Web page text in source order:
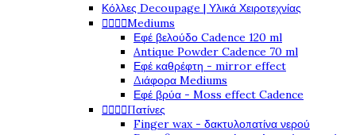
Κόλλες Decoupage | Υλικά Χειροτεχνίας
Mediums
Εφέ βελούδο Cadence 120 ml
Antique Powder Cadence 70 ml
Εφέ καθρέφτη - mirror effect
Διάφορα Mediums
Εφέ βρύα - Moss effect Cadence
Πατίνες
Finger wax - δακτυλοπατίνα νερού